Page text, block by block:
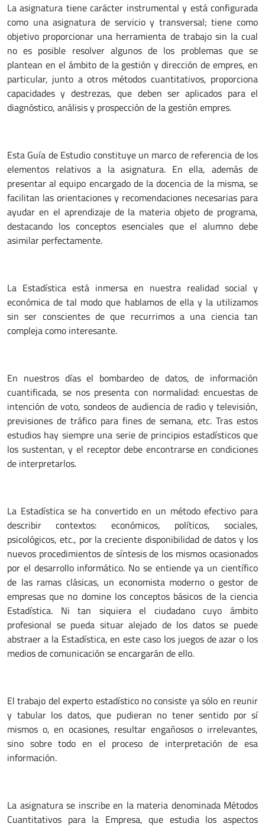
La asignatura tiene carácter instrumental y está configurada
como una asignatura de servicio y transversal; tiene como
objetivo proporcionar una herramienta de trabajo sin la cual
no es posible resolver algunos de los problemas que se
plantean en el ámbito de la gestión y dirección de empres, en
particular, junto a otros métodos cuantitativos, proporciona
capacidades y destrezas, que deben ser aplicados para el
diagnóstico, análisis y prospección de la gestión empres.
Esta Guía de Estudio constituye un marco de referencia de los
elementos relativos a la asignatura. En ella, además de
presentar al equipo encargado de la docencia de la misma, se
facilitan las orientaciones y recomendaciones necesarias para
ayudar en el aprendizaje de la materia objeto de programa,
destacando los conceptos esenciales que el alumno debe
asimilar perfectamente.
La Estadística está inmersa en nuestra realidad social y
económica de tal modo que hablamos de ella y la utilizamos
sin ser conscientes de que recurrimos a una ciencia tan
compleja como interesante.
En nuestros días el bombardeo de datos, de información
cuantificada, se nos presenta con normalidad: encuestas de
intención de voto, sondeos de audiencia de radio y televisión,
previsiones de tráfico para fines de semana, etc. Tras estos
estudios hay siempre una serie de principios estadísticos que
los sustentan, y el receptor debe encontrarse en condiciones
de interpretarlos.
La Estadística se ha convertido en un método efectivo para
describir contextos: económicos, políticos, sociales,
psicológicos, etc., por la creciente disponibilidad de datos y los
nuevos procedimientos de síntesis de los mismos ocasionados
por el desarrollo informático. No se entiende ya un científico
de las ramas clásicas, un economista moderno o gestor de
empresas que no domine los conceptos básicos de la ciencia
Estadística. Ni tan siquiera el ciudadano cuyo ámbito
profesional se pueda situar alejado de los datos se puede
abstraer a la Estadística, en este caso los juegos de azar o los
medios de comunicación se encargarán de ello.
El trabajo del experto estadístico no consiste ya sólo en reunir
y tabular los datos, que pudieran no tener sentido por sí
mismos o, en ocasiones, resultar engañosos o irrelevantes,
sino sobre todo en el proceso de interpretación de esa
información.
La asignatura se inscribe en la materia denominada Métodos
Cuantitativos para la Empresa, que estudia los aspectos